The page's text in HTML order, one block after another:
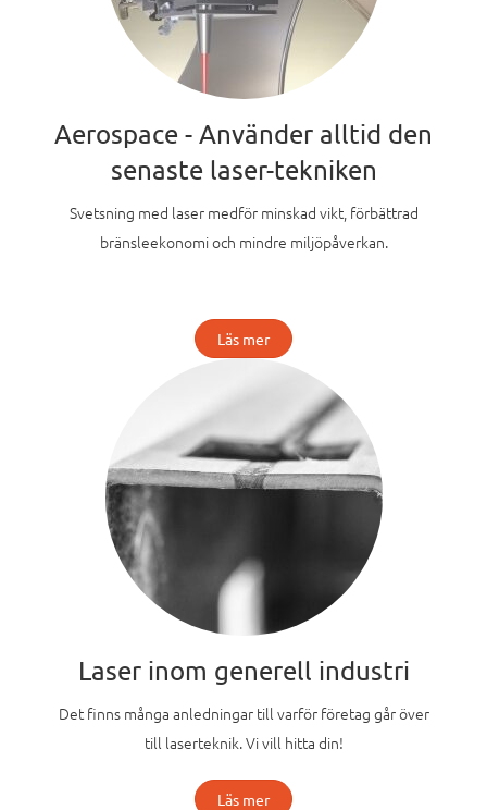
Aerospace - Använder alltid den
senaste laser-tekniken
Svetsning med laser medför minskad vikt, förbättrad
bränsleekonomi och mindre miljöpåverkan.
Läs mer
Laser inom generell industri
Det finns många anledningar till varför företag går över
till laserteknik. Vi vill hitta din!
Läs mer